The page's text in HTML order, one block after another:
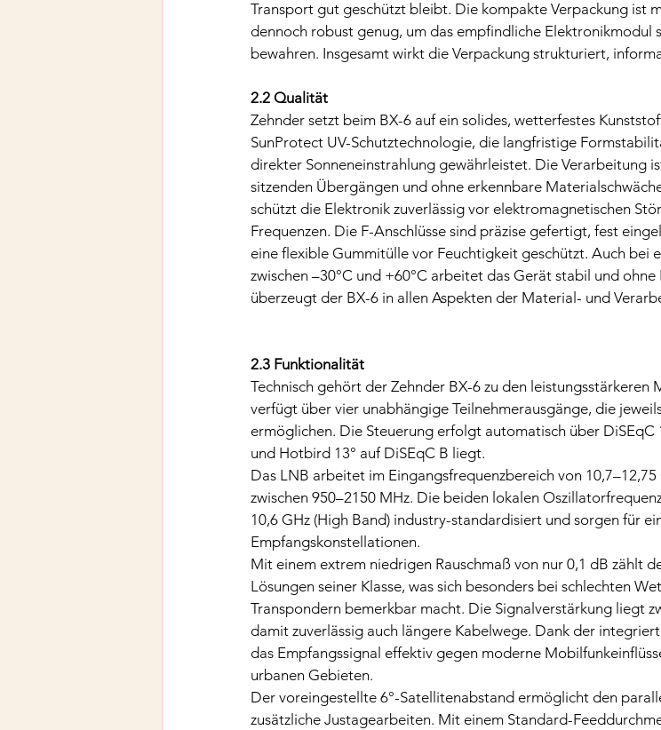
Transport gut geschützt bleibt. Die kompakte Verpackung ist
dennoch robust genug, um das empfindliche Elektronikmodul
bewahren. Insgesamt wirkt die Verpackung strukturiert,
2.2 Qualität
Zehnder setzt beim BX-6 auf ein solides, wetterfestes
SunProtect UV-Schutztechnologie, die langfristige
direkter Sonneneinstrahlung gewährleistet. Die Verarbeitung
sitzenden Übergängen und ohne erkennbare
schützt die Elektronik zuverlässig vor elektromagnetischen
Frequenzen. Die F-Anschlüsse sind präzise gefertigt, fest
eine flexible Gummitülle vor Feuchtigkeit geschützt. Auch bei
zwischen –30°C und +60°C arbeitet das Gerät stabil und
überzeugt der BX-6 in allen Aspekten der Material- und
2.3 Funktionalität
Technisch gehört der Zehnder BX-6 zu den leistungsstärkeren
verfügt über vier unabhängige Teilnehmerausgänge, die
ermöglichen. Die Steuerung erfolgt automatisch über DiSEqC
und Hotbird 13° auf DiSEqC B liegt.
Das LNB arbeitet im Eingangsfrequenzbereich von
zwischen 950–2150 MHz. Die beiden lokalen
10,6 GHz (High Band) industry-standardisiert und sorgen für
Empfangskonstellationen.
Mit einem extrem niedrigen Rauschmaß von nur 0,1 dB zählt
Lösungen seiner Klasse, was sich besonders bei schlechten
Transpondern bemerkbar macht. Die Signalverstärkung liegt
damit zuverlässig auch längere Kabelwege. Dank der
das Empfangssignal effektiv gegen moderne
urbanen Gebieten.
Der voreingestellte 6°-Satellitenabstand ermöglicht den
zusätzliche Justagearbeiten. Mit einem Standard-